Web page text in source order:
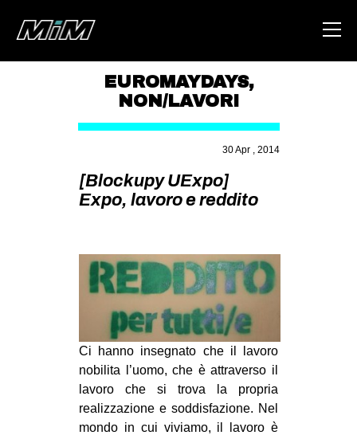
HOME
ABOUT
DEGENERAZIONE
CSOA LAMBRETTA
MSM
STUDENTI TSUNAMI
ZAM
MILANO
MOBILITAZIONI
SPAZI
EUROMAYDAYS,
NON/LAVORI
30 Apr , 2014
[Blockupy UExpo]
Expo, lavoro e reddito
Ci hanno insegnato che il lavoro
nobilita l’uomo, che è attraverso il
lavoro che si trova la propria
realizzazione e soddisfazione. Nel
mondo in cui viviamo, il lavoro è